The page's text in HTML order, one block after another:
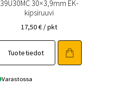
39U30MC 30×3,9mm EK-
kipsiruuvi
17,50€ / pkt
Tuotetiedot
Varastossa